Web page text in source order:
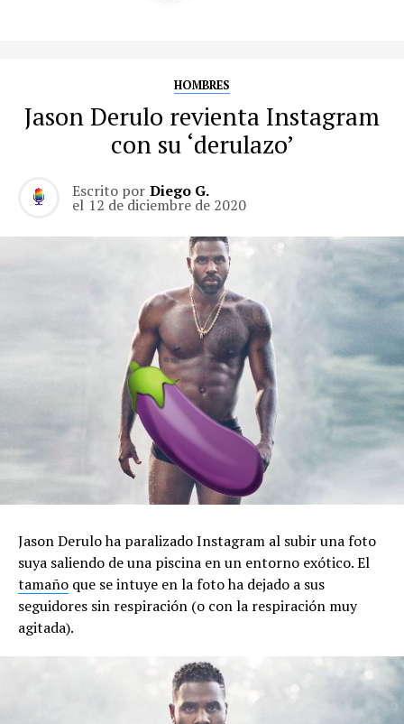
HOMBRES
Jason Derulo revienta Instagram
con su ‘derulazo’
Escrito por Diego G.
el 12 de diciembre de 2020
Jason Derulo ha paralizado Instagram al subir una foto
suya saliendo de una piscina en un entorno exótico. El
tamaño que se intuye en la foto ha dejado a sus
seguidores sin respiración (o con la respiración muy
agitada).